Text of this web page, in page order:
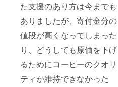
た支援のあり方は今までも
ありましたが、寄付金分の
値段が高くなってしまった
り、どうしても原価を下げ
るためにコーヒーのクオリ
ティが維持できなかった